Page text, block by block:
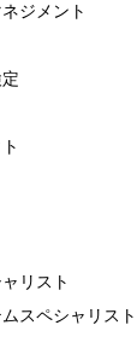
ジメント
リスト
スペシャリスト